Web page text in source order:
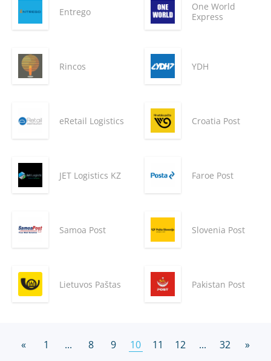
Entrego
One World
Express
Rincos YDH
eRetail Logistics Croatia Post
JET Logistics KZ Faroe Post
Samoa Post Slovenia Post
Lietuvos Paštas Pakistan Post
« 1 ... 8 9 10 11 12 ... 32 »